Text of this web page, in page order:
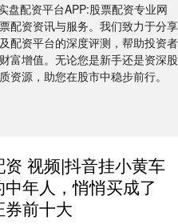
盘配资平台APP:股票配资专业网
配资资讯与服务。我们致力于分享
配资平台的深度评测，帮助投资者
富增值。无论您是新手还是资深股
资源，助您在股市中稳步前行。
资 视频|抖音挂小黄车
年人，悄悄买成了
券前十大